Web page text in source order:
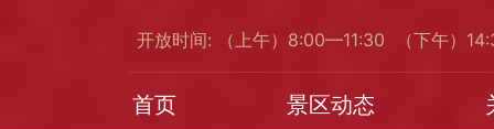
首页 景区动态
开放时间: （上午）8:00—11:30 （下午）14